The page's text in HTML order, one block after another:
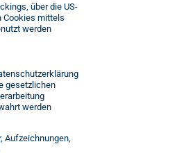
über die US-
Cookies mittels
werden
gesetzlichen
werden
Aufzeichnungen,